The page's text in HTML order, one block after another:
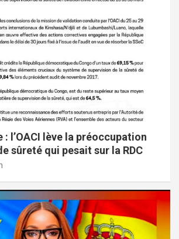
l’OACI lève la préoccupation
sûreté qui pesait sur la RDC